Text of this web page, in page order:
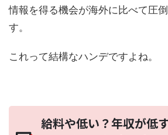
情報を得る機会が海外に比べて圧
す。
これって結構なハンデですよね。
給料や低い？年収が低